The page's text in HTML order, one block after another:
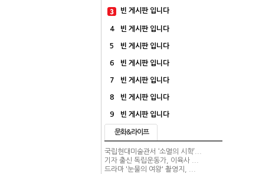
빈 게시판 입니다
4 빈 게시판 입니다
5 빈 게시판 입니다
6 빈 게시판 입니다
7 빈 게시판 입니다
8 빈 게시판 입니다
9 빈 게시판 입니다
문화&라이프
국립현대미술관서 ‘소멸의 시학’...
기자 출신 독립운동가, 이육사 ...
드라마 '눈물의 여왕' 촬영지, ...